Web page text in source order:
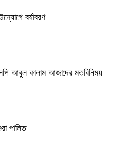
বর্ষাবরণ
আবুল কালাম আজাদের মতবিনিময়
পালিত